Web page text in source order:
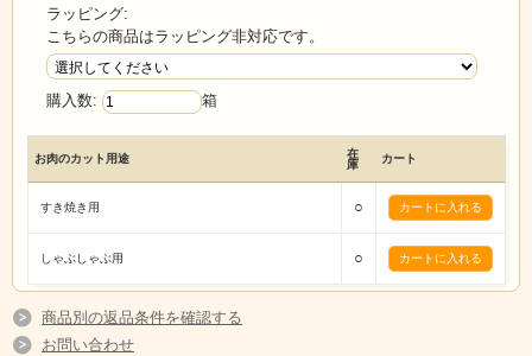
い。また、ご贈答としても喜ばれること間違いありません。
ラッピング:
こちらの商品はラッピング非対応です。
購入数: 箱
お肉のカット用途
在
庫
カート
すき焼き用 ○
しゃぶしゃぶ用 ○
商品別の返品条件を確認する
お問い合わせ